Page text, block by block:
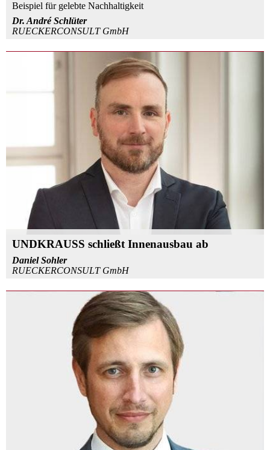
Beispiel für gelebte Nachhaltigkeit
Dr. André Schlüter
RUECKERCONSULT GmbH
UNDKRAUSS schließt Innenausbau ab
Daniel Sohler
RUECKERCONSULT GmbH